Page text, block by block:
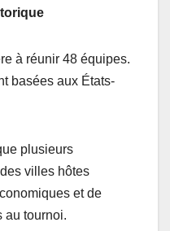
à réunir 48 équipes.
basées aux États-
plusieurs
villes hôtes
et de
au tournoi.